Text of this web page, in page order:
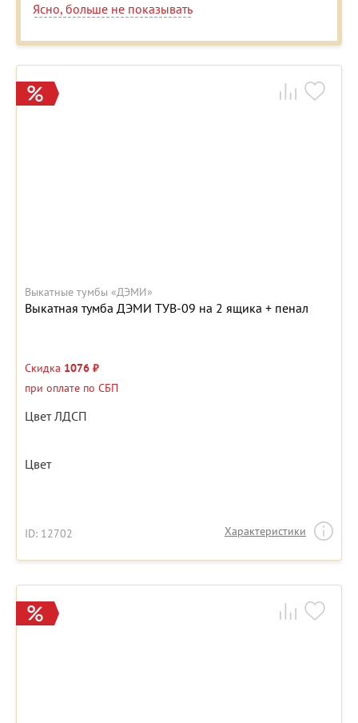
Ясно, больше не показывать
Выкатные тумбы «ДЭМИ»
Выкатная тумба ДЭМИ ТУВ-09 на 2 ящика + пенал
Скидка 1076 ₽
при оплате по СБП
Цвет ЛДСП
Цвет
ID: 12702 Характеристики